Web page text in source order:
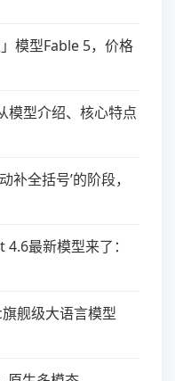
模型Fable 5，价格
模型介绍、核心特点
补全括号’的阶段，
最新模型来了：
舰级大语言模型